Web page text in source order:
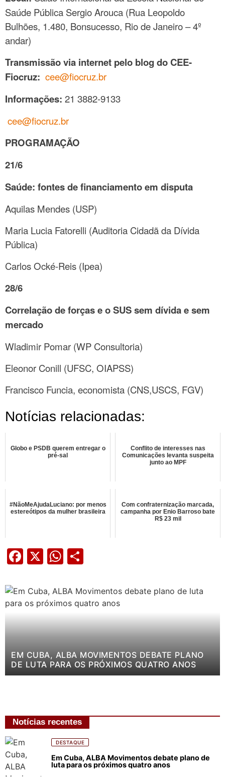
Saúde Pública Sergio Arouca (Rua Leopoldo
Bulhões, 1.480, Bonsucesso, Rio de Janeiro – 4º
andar)
Transmissão via internet pelo blog do CEE-
Fiocruz: cee@fiocruz.br
Informações: 21 3882-9133
cee@fiocruz.br
PROGRAMAÇÃO
21/6
Saúde: fontes de financiamento em disputa
Aquilas Mendes (USP)
Maria Lucia Fatorelli (Auditoria Cidadã da Dívida
Pública)
Carlos Ocké-Reis (Ipea)
28/6
Correlação de forças e o SUS sem dívida e sem
mercado
Wladimir Pomar (WP Consultoria)
Eleonor Conill (UFSC, OIAPSS)
Francisco Funcia, economista (CNS,USCS, FGV)
Notícias relacionadas:
Globo e PSDB querem entregar o
pré-sal
Conflito de interesses nas
Comunicações levanta suspeita
junto ao MPF
#NãoMeAjudaLuciano: por menos
estereótipos da mulher brasileira
Com confraternização marcada,
campanha por Enio Barroso bate
R$ 23 mil
Facebook
X WhatsApp
EM CUBA, ALBA MOVIMENTOS DEBATE PLANO
DE LUTA PARA OS PRÓXIMOS QUATRO ANOS
Notícias recentes
DESTAQUE
Em Cuba, ALBA Movimentos debate plano de
luta para os próximos quatro anos